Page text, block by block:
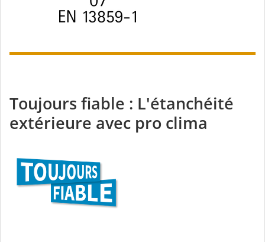
Toujours fiable : L'étanchéité
extérieure avec pro clima